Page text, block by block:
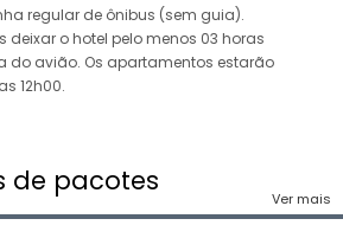
regular de ônibus (sem guia).
deixar o hotel pelo menos 03 horas
do avião. Os apartamentos estarão
12h00.
de pacotes
Ver mais